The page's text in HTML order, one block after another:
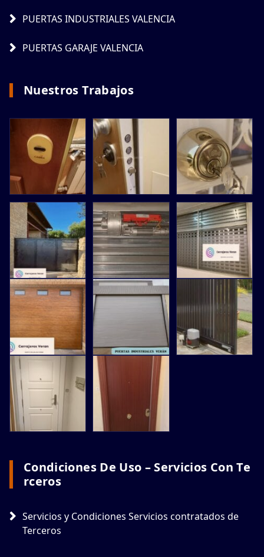
PUERTAS INDUSTRIALES VALENCIA
PUERTAS GARAJE VALENCIA
Nuestros Trabajos
Condiciones De Uso – Servicios Con Te
Rceros
Servicios y Condiciones Servicios contratados de
Terceros